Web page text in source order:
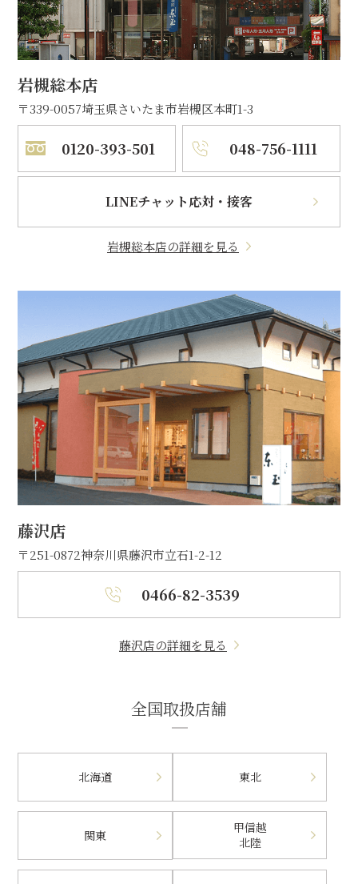
岩槻総本店
〒339-0057埼玉県さいたま市岩槻区本町1-3
0120-393-501 048-756-1111
LINEチャット応対・接客
岩槻総本店の詳細を見る
藤沢店
〒251-0872神奈川県藤沢市立石1-2-12
0466-82-3539
藤沢店の詳細を見る
全国取扱店舗
北海道 東北
関東
甲信越
北陸